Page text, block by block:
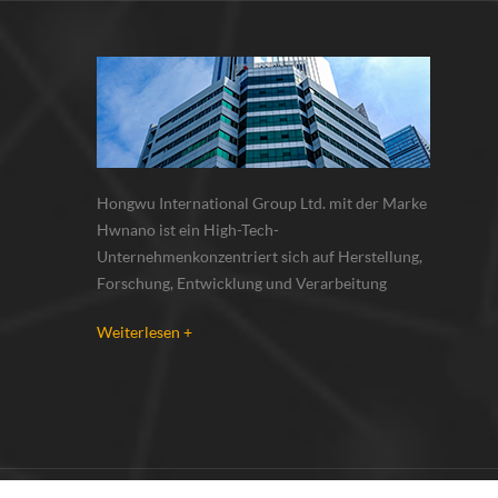
Hongwu International Group Ltd. mit der Marke
Hwnano ist ein High-Tech-
Unternehmenkonzentriert sich auf Herstellung,
Forschung, Entwicklung und Verarbeitung
Wir haben unsere eigenen Nano-
Weiterlesen +